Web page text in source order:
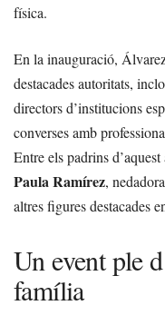
física.
En la inauguració,
destacades autoritats,
directors d’institucions
converses amb
Entre els padrins
Paula Ramírez,
altres figures destacades
Un event ple
família